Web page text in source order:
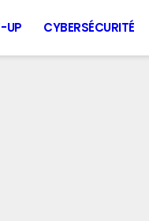
UP CYBERSÉCURITÉ